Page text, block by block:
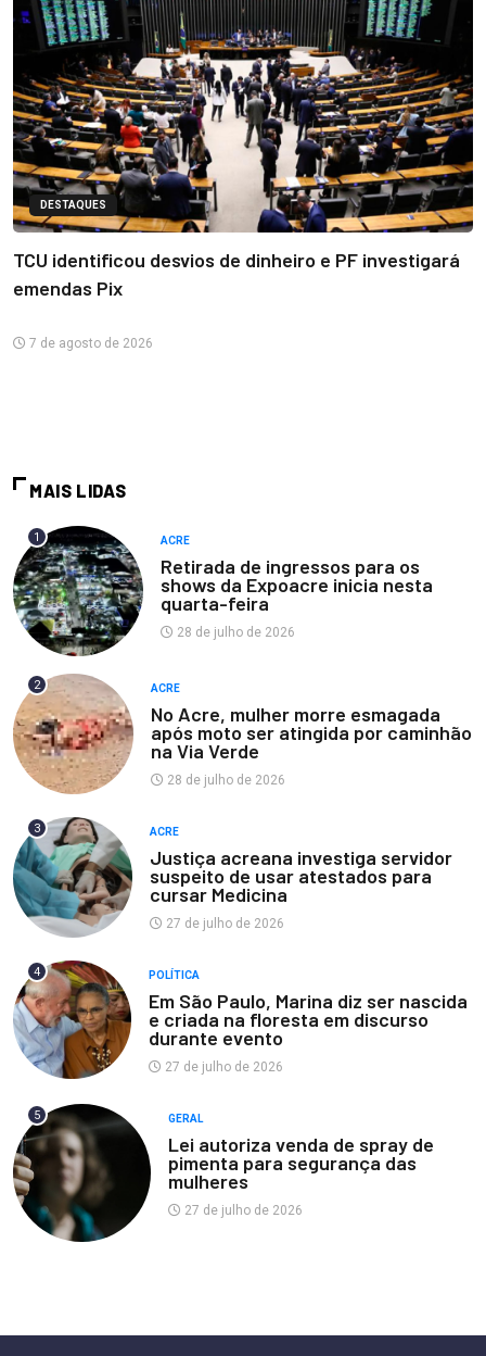
DESTAQUES
TCU identificou desvios de dinheiro e PF investigará
emendas Pix
7 de agosto de 2026
MAIS LIDAS
1 ACRE
Retirada de ingressos para os
shows da Expoacre inicia nesta
quarta-feira
28 de julho de 2026
2 ACRE
No Acre, mulher morre esmagada
após moto ser atingida por caminhão
na Via Verde
28 de julho de 2026
3 ACRE
Justiça acreana investiga servidor
suspeito de usar atestados para
cursar Medicina
27 de julho de 2026
4 POLÍTICA
Em São Paulo, Marina diz ser nascida
e criada na floresta em discurso
durante evento
27 de julho de 2026
5 GERAL
Lei autoriza venda de spray de
pimenta para segurança das
mulheres
27 de julho de 2026